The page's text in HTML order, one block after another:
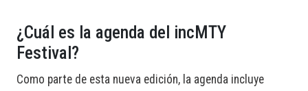
¿Cuál es la agenda del incMTY
Festival?
Como parte de esta nueva edición, la agenda incluye